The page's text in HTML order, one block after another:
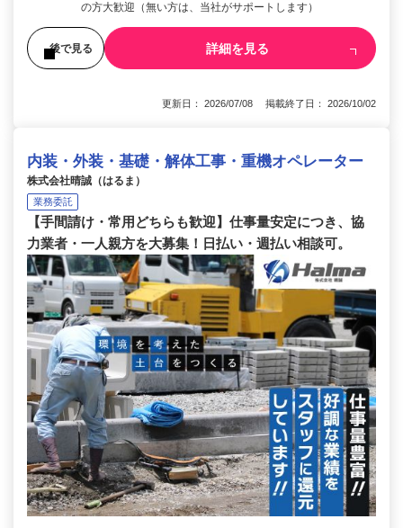
の方大歓迎（無い方は、当社がサポートします）
後で見る 詳細を見る
更新日： 2026/07/08 掲載終了日： 2026/10/02
内装・外装・基礎・解体工事・重機オペレーター
株式会社晴誠（はるま）
業務委託
【手間請け・常用どちらも歓迎】仕事量安定につき、協
力業者・一人親方を大募集！日払い・週払い相談可。